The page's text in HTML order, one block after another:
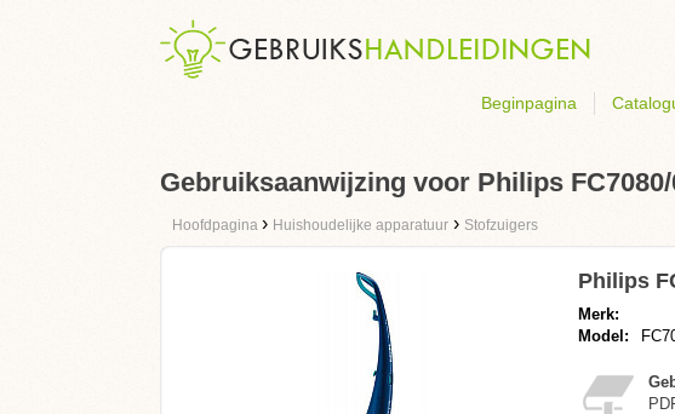
Beginpagina
Gebruiksaanwijzing voor Philips
Hoofdpagina › Huishoudelijke apparatuur › Stofzuigers
Philips
Merk:
Model: